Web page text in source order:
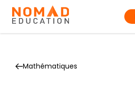
Mathématiques